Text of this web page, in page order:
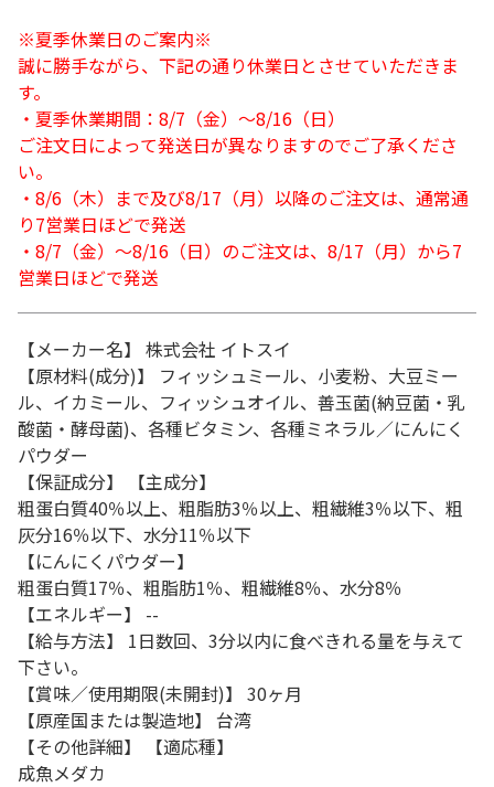
※夏季休業日のご案内※
誠に勝手ながら、下記の通り休業日とさせていただきま
す。
・夏季休業期間：8/7（金）～8/16（日）
ご注文日によって発送日が異なりますのでご了承くださ
い。
・8/6（木）まで及び8/17（月）以降のご注文は、通常通
り7営業日ほどで発送
・8/7（金）～8/16（日）のご注文は、8/17（月）から7
営業日ほどで発送
【メーカー名】 株式会社 イトスイ
【原材料(成分)】 フィッシュミール、小麦粉、大豆ミー
ル、イカミール、フィッシュオイル、善玉菌(納豆菌・乳
酸菌・酵母菌)、各種ビタミン、各種ミネラル／にんにく
パウダー
【保証成分】 【主成分】
粗蛋白質40％以上、粗脂肪3％以上、粗繊維3％以下、粗
灰分16％以下、水分11％以下
【にんにくパウダー】
粗蛋白質17％、粗脂肪1％、粗繊維8％、水分8％
【エネルギー】 --
【給与方法】 1日数回、3分以内に食べきれる量を与えて
下さい。
【賞味／使用期限(未開封)】 30ヶ月
【原産国または製造地】 台湾
【その他詳細】 【適応種】
成魚メダカ